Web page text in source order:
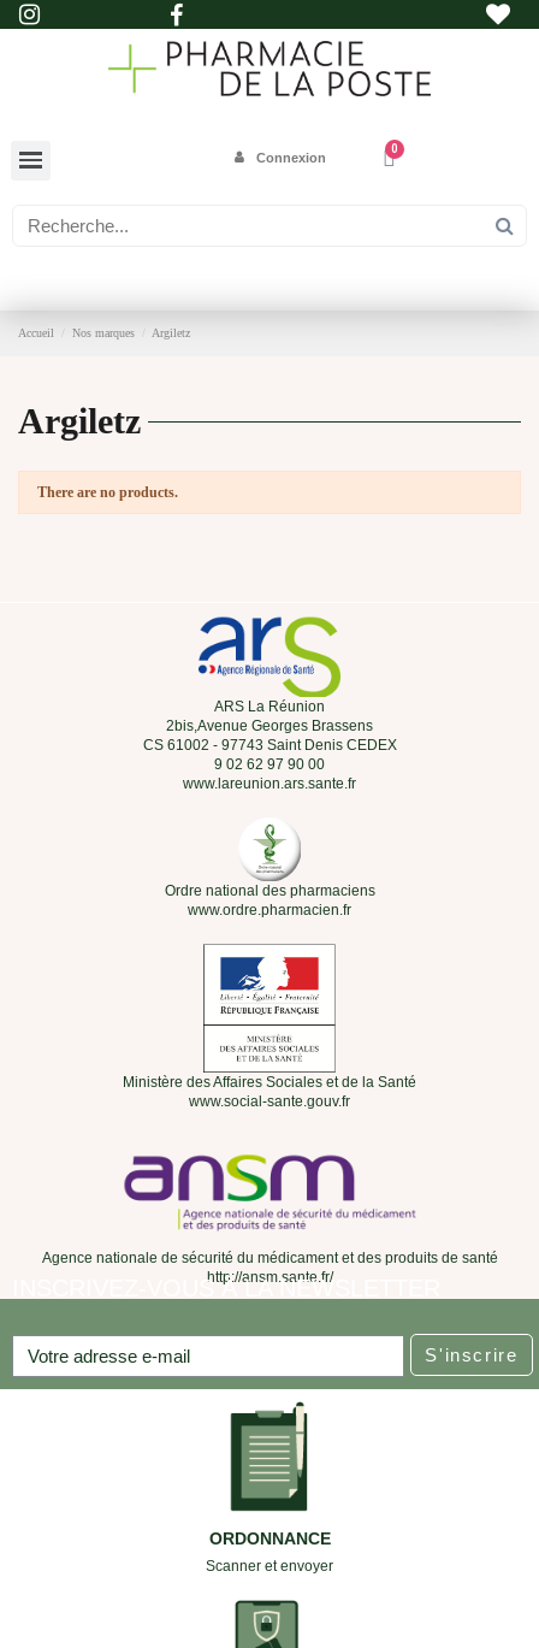
Connexion
Accueil Nos marques Argiletz
Argiletz
There are no products.
ARS La Réunion
2bis,Avenue Georges Brassens
CS 61002 - 97743 Saint Denis CEDEX
9 02 62 97 90 00
www.lareunion.ars.sante.fr
Ordre national des pharmaciens
www.ordre.pharmacien.fr
Ministère des Affaires Sociales et de la Santé
www.social-sante.gouv.fr
Agence nationale de sécurité du médicament et des produits de santé
http://ansm.sante.fr/
INSCRIVEZ-VOUS À LA NEWSLETTER
S'inscrire
ORDONNANCE
Scanner et envoyer